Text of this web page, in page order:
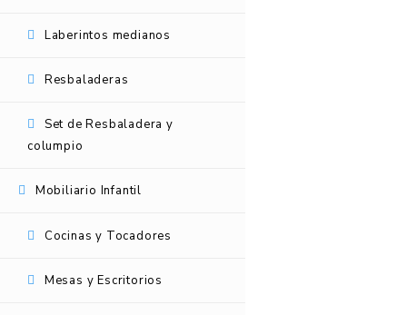
Laberintos medianos
Resbaladeras
Set de Resbaladera y
columpio
Mobiliario Infantil
Cocinas y Tocadores
Mesas y Escritorios